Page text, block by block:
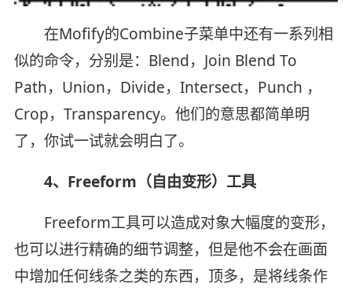
在Mofify的Combine子菜单中还有一系列相
似的命令，分别是：Blend，Join Blend To
Path，Union，Divide，Intersect，Punch ，
Crop，Transparency。他们的意思都简单明
了，你试一试就会明白了。
4、Freeform（自由变形）工具
Freeform工具可以造成对象大幅度的变形，
也可以进行精确的细节调整，但是他不会在画面
中增加任何线条之类的东西，顶多，是将线条作